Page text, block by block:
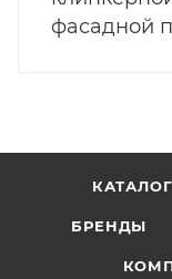
фасадной
КАТАЛОГ
БРЕНДЫ